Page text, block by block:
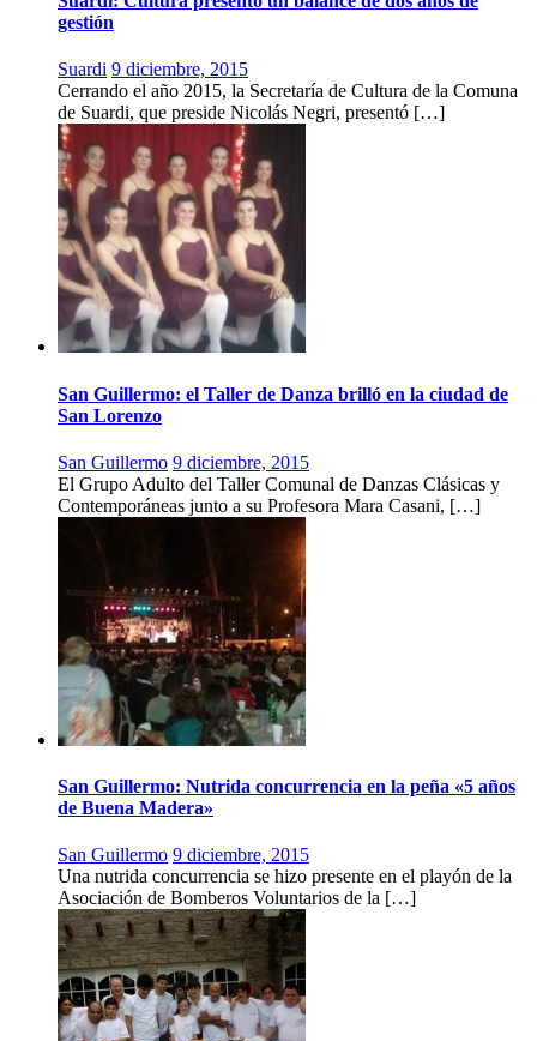
gestión
Suardi 9 diciembre, 2015
Cerrando el año 2015, la Secretaría de Cultura de la Comuna
de Suardi, que preside Nicolás Negri, presentó […]
San Guillermo: el Taller de Danza brilló en la ciudad de
San Lorenzo
San Guillermo 9 diciembre, 2015
El Grupo Adulto del Taller Comunal de Danzas Clásicas y
Contemporáneas junto a su Profesora Mara Casani, […]
San Guillermo: Nutrida concurrencia en la peña «5 años
de Buena Madera»
San Guillermo 9 diciembre, 2015
Una nutrida concurrencia se hizo presente en el playón de la
Asociación de Bomberos Voluntarios de la […]